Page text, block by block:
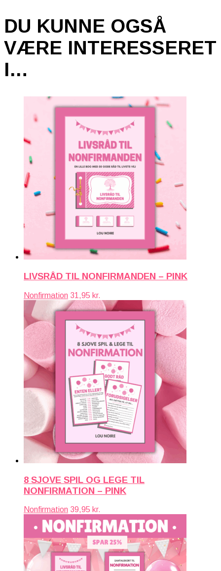
DU KUNNE OGSÅ
VÆRE INTERESSERET
I…
LIVSRÅD TIL NONFIRMANDEN – PINK
Nonfirmation 31,95 kr.
8 SJOVE SPIL OG LEGE TIL
NONFIRMATION – PINK
Nonfirmation 39,95 kr.